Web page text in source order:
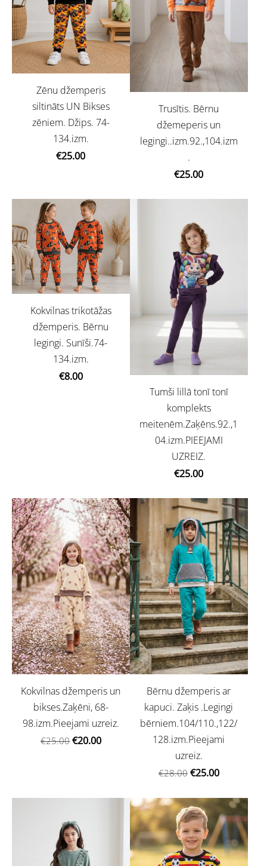
Zēnu džemperis
siltināts UN Bikses
zēniem. Džips. 74-
134.izm.
€25.00
Trusītis. Bērnu
džemeperis un
legingi..izm.92.,104.izm
.
€25.00
Kokvilnas trikotāžas
džemperis. Bērnu
legingi. Sunīši.74-
134.izm.
€8.00
Tumši lillā tonī tonī
komplekts
meitenēm.Zaķēns.92.,1
04.izm.PIEEJAMI
UZREIZ.
€25.00
Kokvilnas džemperis un
bikses.Zaķēni, 68-
98.izm.Pieejami uzreiz.
€25.00 €20.00
Bērnu džemperis ar
kapuci. Zaķis .Legingi
bērniem.104/110.,122/
128.izm.Pieejami
uzreiz.
€28.00 €25.00